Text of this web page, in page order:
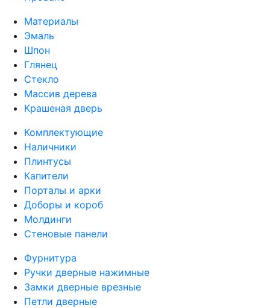
Материалы
Эмаль
Шпон
Глянец
Стекло
Массив дерева
Крашеная дверь
Комплектующие
Наличники
Плинтусы
Капители
Порталы и арки
Доборы и короб
Молдинги
Стеновые панели
Фурнитура
Ручки дверные нажимные
Замки дверные врезные
Петли дверные